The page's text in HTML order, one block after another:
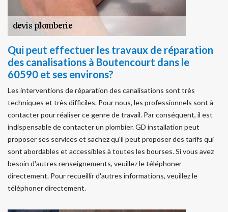
Qui peut effectuer les travaux de réparation
des canalisations à Boutencourt dans le
60590 et ses environs?
Les interventions de réparation des canalisations sont très
techniques et très difficiles. Pour nous, les professionnels sont à
contacter pour réaliser ce genre de travail. Par conséquent, il est
indispensable de contacter un plombier. GD installation peut
proposer ses services et sachez qu'il peut proposer des tarifs qui
sont abordables et accessibles à toutes les bourses. Si vous avez
besoin d'autres renseignements, veuillez le téléphoner
directement. Pour recueillir d'autres informations, veuillez le
téléphoner directement.